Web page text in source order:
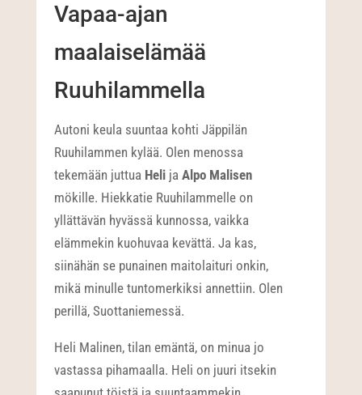
Vapaa-ajan
maalaiselämää
Ruuhilammella
Autoni keula suuntaa kohti Jäppilän
Ruuhilammen kylää. Olen menossa
tekemään juttua Heli ja Alpo Malisen
mökille. Hiekkatie Ruuhilammelle on
yllättävän hyvässä kunnossa, vaikka
elämmekin kuohuvaa kevättä. Ja kas,
siinähän se punainen maitolaituri onkin,
mikä minulle tuntomerkiksi annettiin. Olen
perillä, Suottaniemessä.
Heli Malinen, tilan emäntä, on minua jo
vastassa pihamaalla. Heli on juuri itsekin